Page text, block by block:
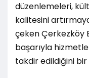
düzenlemeleri,
kalitesini
çeken Çerkezköy
başarıyla
takdir edildiğini